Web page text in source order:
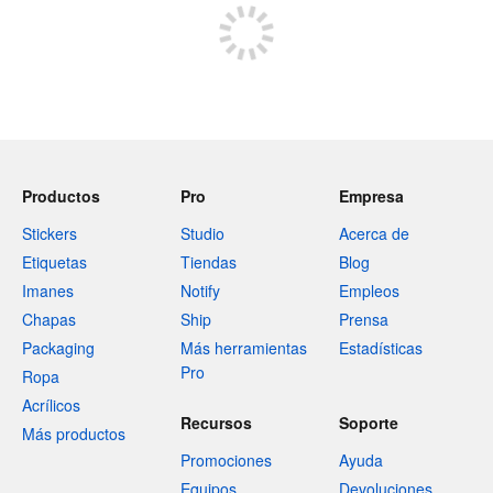
Productos
Stickers
Etiquetas
Imanes
Chapas
Packaging
Ropa
Acrílicos
Más productos
Pro
Studio
Tiendas
Notify
Ship
Más herramientas
Pro
Empresa
Acerca de
Blog
Empleos
Prensa
Estadísticas
Recursos
Promociones
Equipos
Soporte
Ayuda
Devoluciones